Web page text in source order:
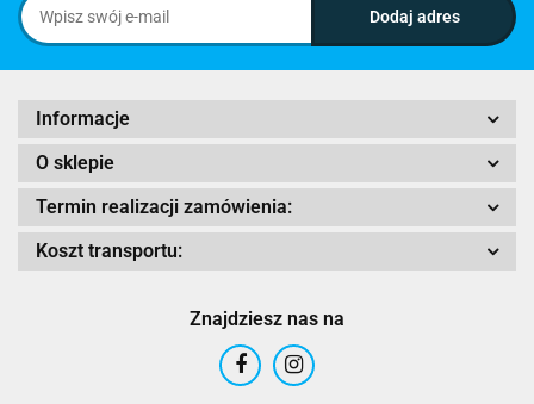
Informacje
O sklepie
Termin realizacji zamówienia:
Koszt transportu:
Znajdziesz nas na